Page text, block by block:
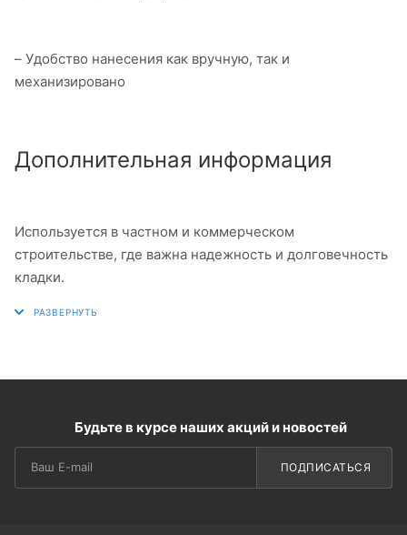
– Удобство нанесения как вручную, так и
механизировано
Дополнительная информация
Используется в частном и коммерческом
строительстве, где важна надежность и долговечность
кладки.
Будьте в курсе наших акций и новостей
ПОДПИСАТЬСЯ